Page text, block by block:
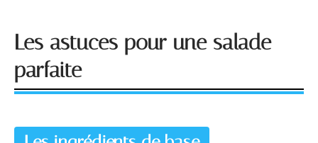
Les astuces pour une salade
parfaite